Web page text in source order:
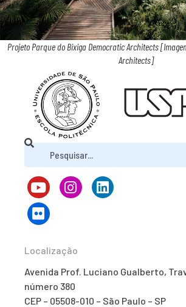
Projeto Parque do Bixiga Democratic Architects
Architects]
Localização
Avenida Prof. Luciano Gualberto,
número 380
CEP – 05508-010 – São Paulo – SP